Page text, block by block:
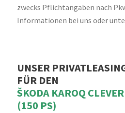
zwecks Pflichtangaben nach
Informationen bei uns oder
UNSER
FÜR DEN
ŠKODA KAROQ
(150 PS)